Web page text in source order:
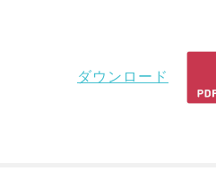
ダウンロード